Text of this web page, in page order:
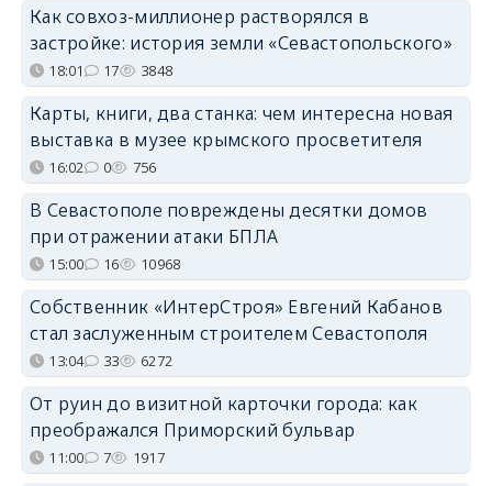
Как совхоз-миллионер растворялся в
застройке: история земли «Севастопольского»
18:01 17 3848
Карты, книги, два станка: чем интересна новая
выставка в музее крымского просветителя
16:02 0 756
В Севастополе повреждены десятки домов
при отражении атаки БПЛА
15:00 16 10968
Собственник «ИнтерСтроя» Евгений Кабанов
стал заслуженным строителем Севастополя
13:04 33 6272
От руин до визитной карточки города: как
преображался Приморский бульвар
11:00 7 1917